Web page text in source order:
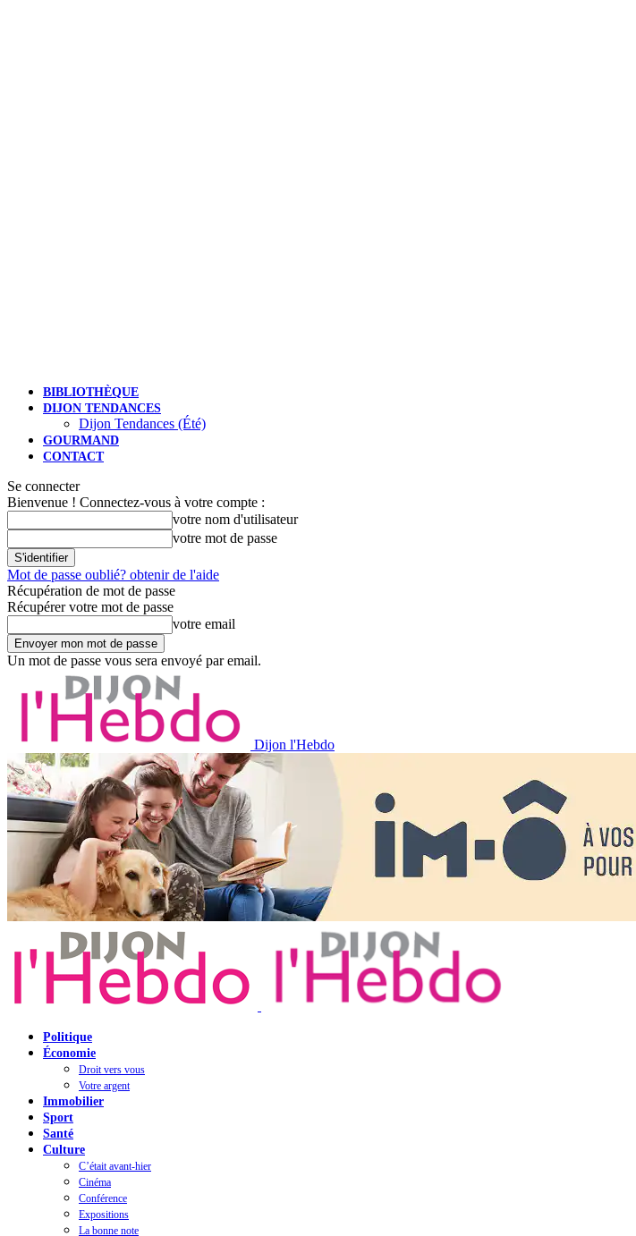
BIBLIOTHÈQUE
DIJON TENDANCES
Dijon Tendances (Été)
GOURMAND
CONTACT
Se connecter
Bienvenue ! Connectez-vous à votre compte :
votre nom d'utilisateur
votre mot de passe
Mot de passe oublié? obtenir de l'aide
Récupération de mot de passe
Récupérer votre mot de passe
votre email
Un mot de passe vous sera envoyé par email.
Dijon l'Hebdo
Politique
Économie
Droit vers vous
Votre argent
Immobilier
Sport
Santé
Culture
C’était avant-hier
Cinéma
Conférence
Expositions
La bonne note